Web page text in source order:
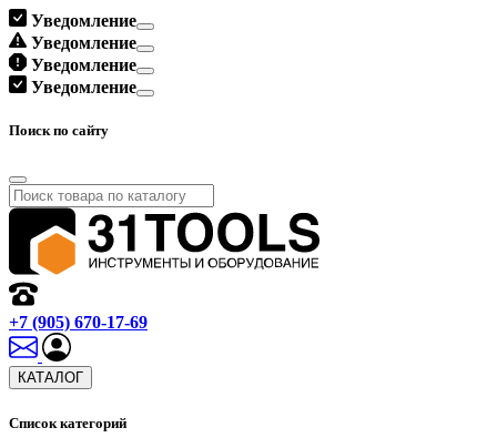
Уведомление
Уведомление
Уведомление
Уведомление
Поиск по сайту
+7 (905) 670-17-69
КАТАЛОГ
Список категорий